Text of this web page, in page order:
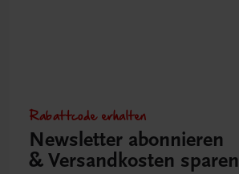
Rabattcode erhalten
Newsletter abonnieren
& Versandkosten sparen